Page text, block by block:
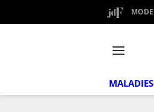
MODE
MALADIES